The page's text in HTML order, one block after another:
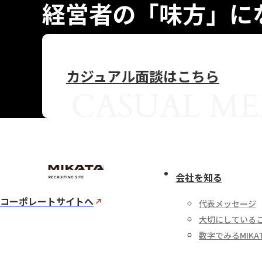
経営者の「味方」に
カジュアル面談はこちら
コーポレートサイトへ
会社を知る
代表メッセージ
大切にしている
数字でみる